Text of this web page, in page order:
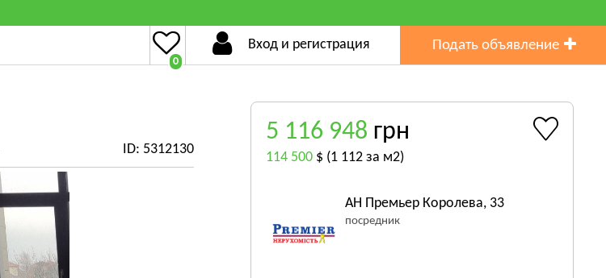
0
Вход и регистрация Подать объявление
ID: 5312130
5 116 948 грн
114 500 $ (1 112 за м2)
АН Премьер Королева, 33
посредник